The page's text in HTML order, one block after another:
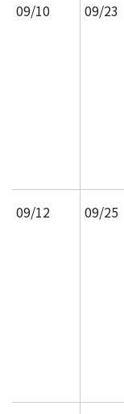
09/10 09/23
09/12 09/25